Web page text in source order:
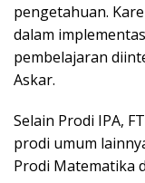
pengetahuan.
dalam
pembelajaran
Askar.
Selain Prodi IPA,
prodi umum
Prodi Matematika